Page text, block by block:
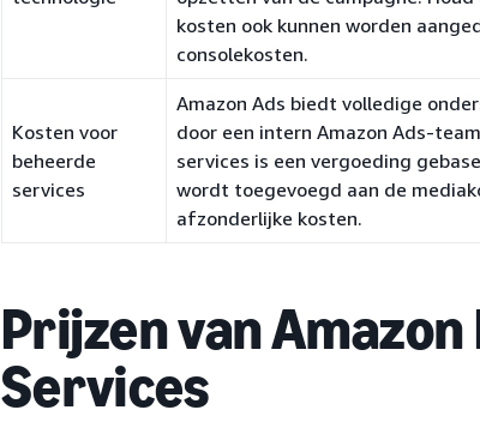
kosten ook kunnen worden
consolekosten.
Kosten voor
beheerde
services
Amazon Ads biedt volledige
door een intern Amazon Ads-
services is een vergoeding
wordt toegevoegd aan de
afzonderlijke kosten.
Prijzen van
Services